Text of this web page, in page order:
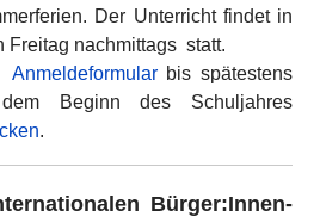
Der Unterricht findet in
Freitag nachmittags statt.
Anmeldeformularbis spätestens
Beginn des Schuljahres
.
Bürger:Innen-